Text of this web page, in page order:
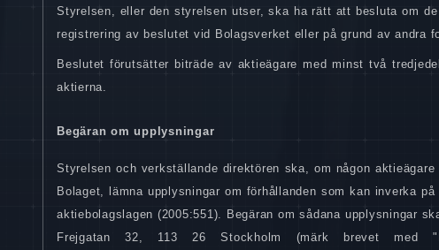
Styrelsen, eller den styrelsen utser, ska ha rätt att besluta om
registrering av beslutet vid Bolagsverket eller på grund av andra
Beslutet förutsätter biträde av aktieägare med minst två
aktierna.
Begäran om upplysningar
Styrelsen och verkställande direktören ska, om någon
Bolaget, lämna upplysningar om förhållanden som kan inverka
aktiebolagslagen (2005:551). Begäran om sådana upplysningar
Frejgatan 32, 113 26 Stockholm (märk brevet med